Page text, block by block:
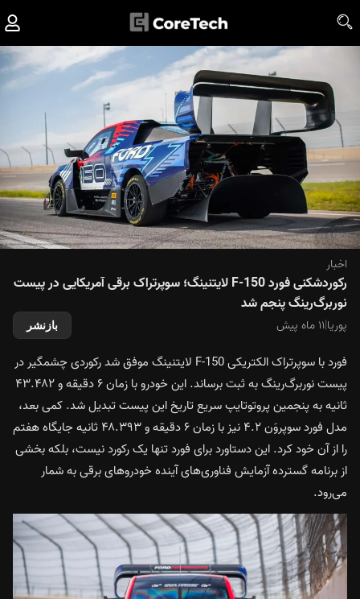
اخبار
رکوردشکنی فورد F-150 لایتنینگ؛ سوپرتراک برقی آمریکایی در پیست
نوربرگ‌رینگ پنجم شد
پوریا|۱۱ ماه پیش بازنشر
فورد با سوپرتراک الکتریکی F-150 لایتنینگ موفق شد رکوردی چشمگیر در
پیست نوربرگ‌رینگ به ثبت برساند. این خودرو با زمان ۶ دقیقه و ۴۳.۴۸۲
ثانیه به پنجمین پروتوتایپ سریع تاریخ این پیست تبدیل شد. کمی بعد،
مدل فورد سوپروَن ۴.۲ نیز با زمان ۶ دقیقه و ۴۸.۳۹۳ ثانیه جایگاه هفتم
را از آن خود کرد. این دستاورد برای فورد تنها یک رکورد نیست، بلکه بخشی
از برنامه گسترده آزمایش فناوری‌های آینده خودروهای برقی به شمار
می‌رود.